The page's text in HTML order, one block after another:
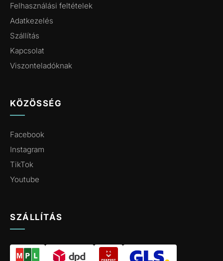
Felhasználási feltételek
Adatkezelés
Szállítás
Kapcsolat
Viszonteladóknak
KÖZÖSSÉG
Facebook
Instagram
TikTok
Youtube
SZÁLLÍTÁS